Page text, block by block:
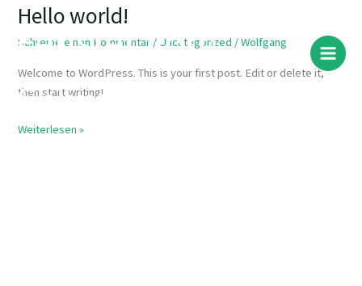
Fenster vom
Schreiner -
Hello world!
Schreibe einen Kommentar / Uncategorized /Wolfgang
Welcome to WordPress. This is your first post. Edit or delete it,
then start writing!
Hello
Weiterlesen »